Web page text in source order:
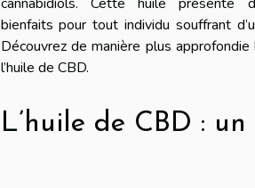
bienfaits pour tout individu souffrant
Découvrez de manière plus
l’huile de CBD.
L’huile de CBD :